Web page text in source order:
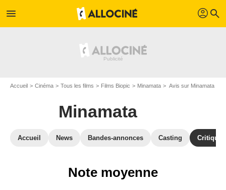
menu profil search
Accueil Cinéma Tous les films Films Biopic Minamata Avis sur Minamata
Minamata
Accueil News Bandes-annonces Casting
Note moyenne